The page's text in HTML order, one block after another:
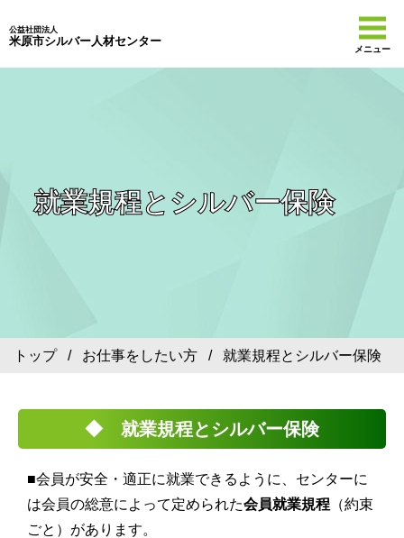
公益社団法人
米原市シルバー人材センター
メニュー
就業規程とシルバー保険
トップ/ お仕事をしたい方 / 就業規程とシルバー保険
◆ 就業規程とシルバー保険
■会員が安全・適正に就業できるように、センターに
は会員の総意によって定められた会員就業規程 （約束
ごと）があります。